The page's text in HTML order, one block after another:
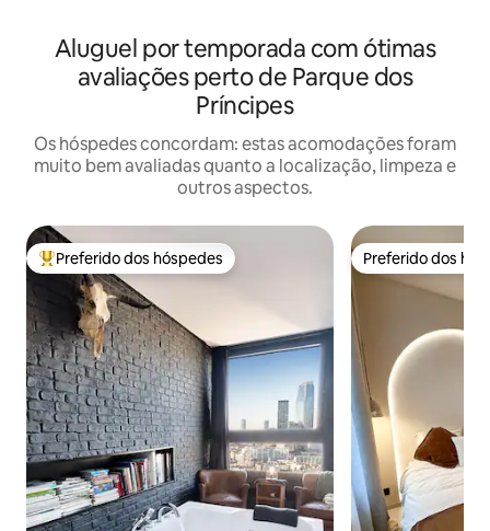
Aluguel por temporada com ótimas
avaliações perto de Parque dos
Príncipes
Os hóspedes concordam: estas acomodações foram
muito bem avaliadas quanto a localização, limpeza e
outros aspectos.
Entre os melhores preferidos dos hóspedes
Preferido dos hóspedes Preferido dos
Preferido dos